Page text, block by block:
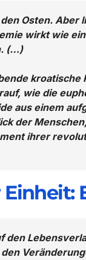
Osten. Aber
wirkt wie
(…)
kroatische
wie die
aus einem
der
ihrer
den